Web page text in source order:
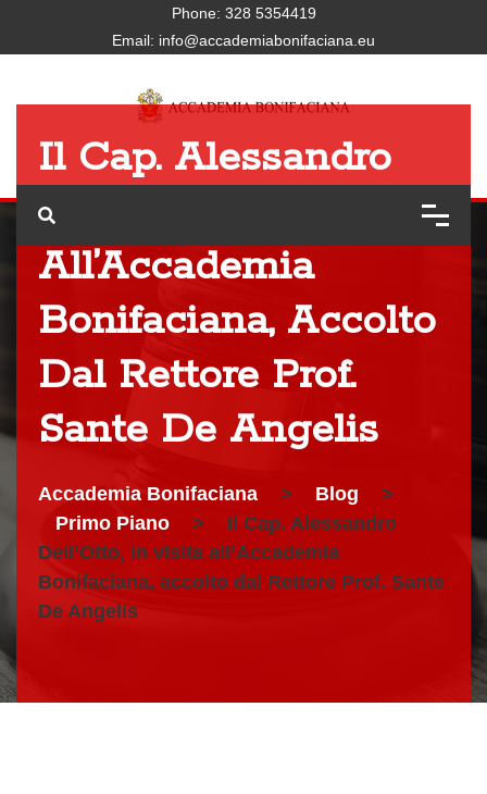
Phone: 328 5354419
Email: info@accademiabonifaciana.eu
Il Cap. Alessandro
Dell’Otto, In Visita
All’Accademia
Bonifaciana, Accolto
Dal Rettore Prof.
Sante De Angelis
Accademia Bonifaciana > Blog
>
Primo Piano
>
Il Cap. Alessandro
Dell’Otto, in visita all’Accademia
Bonifaciana, accolto dal Rettore Prof. Sante
De Angelis